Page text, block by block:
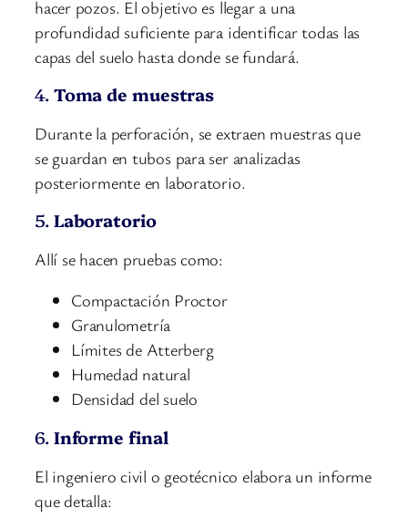
hacer pozos. El objetivo es llegar a una
profundidad suficiente para identificar todas las
capas del suelo hasta donde se fundará.
4.Toma de muestras
Durante la perforación, se extraen muestras que
se guardan en tubos para ser analizadas
posteriormente en laboratorio.
5.Laboratorio
Allí se hacen pruebas como:
Compactación Proctor
Granulometría
Límites de Atterberg
Humedad natural
Densidad del suelo
6.Informe final
El ingeniero civil o geotécnico elabora un informe
que detalla: